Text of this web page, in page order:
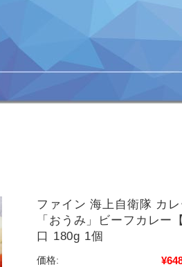
ファイン 海上自衛隊 カ
「おうみ」ビーフカレー
口 180g 1個
価格: